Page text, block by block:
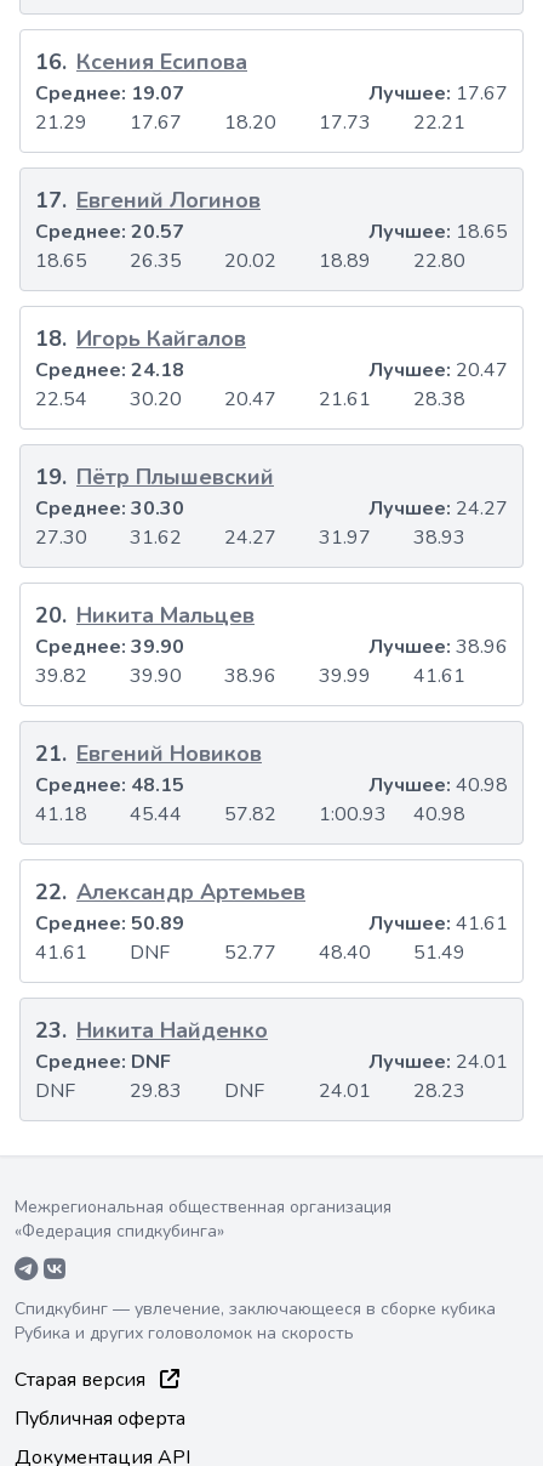
16. Ксения Есипова
21.29 17.67 18.20 17.73 22.21
Среднее: 19.07 Лучшее: 17.67
17. Евгений Логинов
18.65 26.35 20.02 18.89 22.80
Среднее: 20.57 Лучшее: 18.65
18. Игорь Кайгалов
22.54 30.20 20.47 21.61 28.38
Среднее: 24.18 Лучшее: 20.47
19. Пётр Плышевский
27.30 31.62 24.27 31.97 38.93
Среднее: 30.30 Лучшее: 24.27
20. Никита Мальцев
39.82 39.90 38.96 39.99 41.61
Среднее: 39.90 Лучшее: 38.96
21. Евгений Новиков
41.18 45.44 57.82 1:00.93 40.98
Среднее: 48.15 Лучшее: 40.98
22. Александр Артемьев
41.61 DNF 52.77 48.40 51.49
Среднее: 50.89 Лучшее: 41.61
23. Никита Найденко
DNF 29.83 DNF 24.01 28.23
Среднее: DNF Лучшее: 24.01
Межрегиональная общественная организация
«Федерация спидкубинга»
Спидкубинг — увлечение, заключающееся в сборке кубика
Рубика и других головоломок на скорость
Старая версия
Публичная оферта
Документация API